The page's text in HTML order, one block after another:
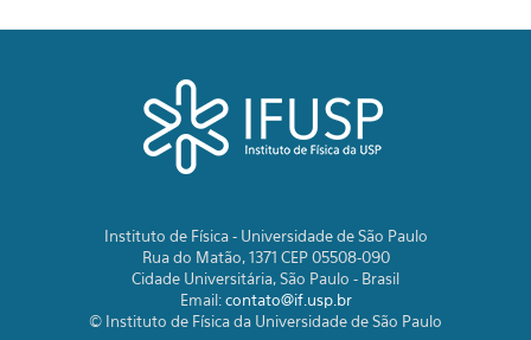
Instituto de Física - Universidade de São Paulo
Rua do Matão, 1371 CEP 05508-090
Cidade Universitária, São Paulo - Brasil
Email:contato@if.usp.br
© Instituto de Física da Universidade de São Paulo